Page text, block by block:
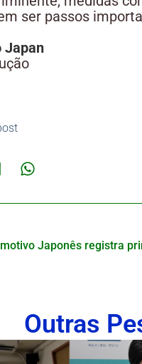
ser passos
Japan
Outras